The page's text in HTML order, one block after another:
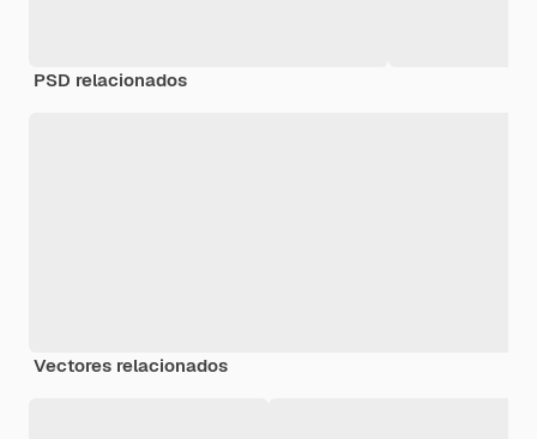
PSD relacionados
Vectores relacionados